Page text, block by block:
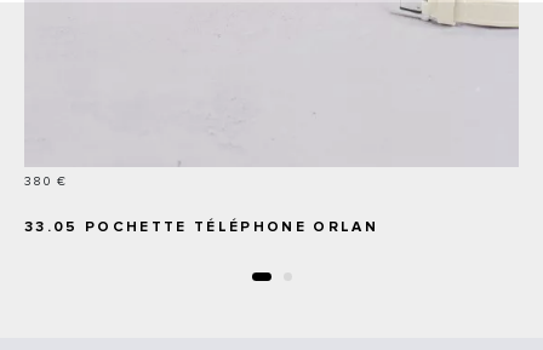
Prix
380 €
33.05 POCHETTE TÉLÉPHONE ORLAN